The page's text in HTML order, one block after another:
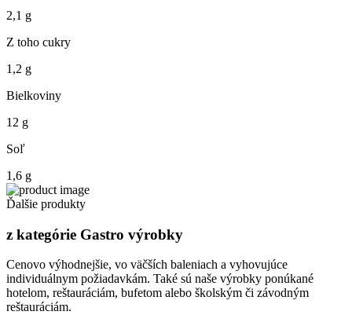
2,1 g
Z toho cukry
1,2 g
Bielkoviny
12 g
Soľ
1,6 g
Ďalšie produkty
z kategórie Gastro výrobky
Cenovo výhodnejšie, vo väčších baleniach a vyhovujúce
individuálnym požiadavkám. Také sú naše výrobky ponúkané
hotelom, reštauráciám, bufetom alebo školským či závodným
reštauráciám.